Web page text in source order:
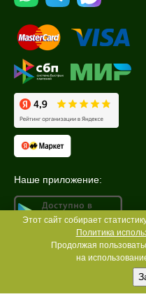
Наше приложение:
Этот сайт собирает
Политика
Продолжая
на